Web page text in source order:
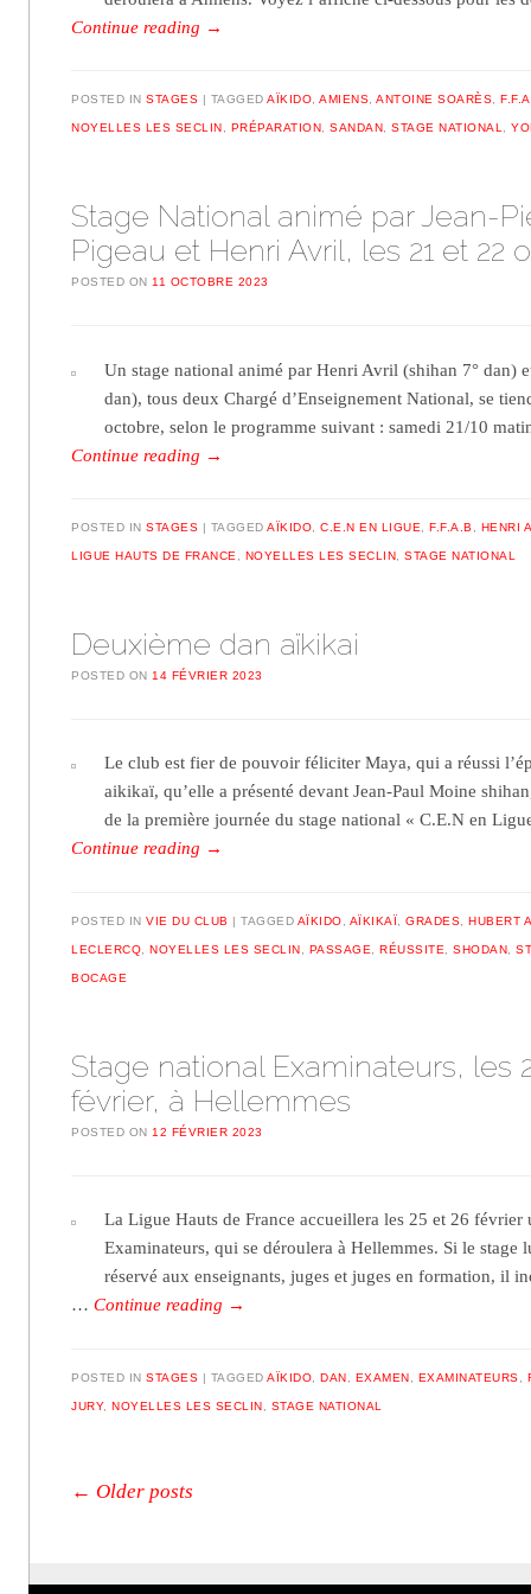
Continue reading →
POSTED INSTAGES TAGGEDAÏKIDO ,AMIENS ,ANTOINE SOARÈS ,
NOYELLES LES SECLIN PRÉPARATION ,SANDAN ,STAGE NATIONAL ,
Stage National animé par Jean-
Pigeau et Henri Avril, les 21 et 22
POSTED ON11 OCTOBRE 2023
Un stage national animé par Henri Avril (shihan 7° dan)
dan), tous deux Chargé d’Enseignement National, se
octobre, selon le programme suivant : samedi 21/10
Continue reading →
POSTED INSTAGES TAGGEDAÏKIDO ,C.E.N EN LIGUE ,F.F.A.B HENRI
LIGUE HAUTS DE FRANCE NOYELLES LES SECLIN ,STAGE NATIONAL
Deuxième dan aïkikai
POSTED ON14 FÉVRIER 2023
Le club est fier de pouvoir féliciter Maya, qui a réussi
aikikaï, qu’elle a présenté devant Jean-Paul Moine
de la première journée du stage national « C.E.N en
Continue reading →
POSTED INVIE DU CLUB TAGGED AÏKIDO AÏKIKAÏ ,GRADES ,HUBERT
LECLERCQ ,NOYELLES LES SECLIN PASSAGE ,RÉUSSITE ,SHODAN ,
BOCAGE
Stage national Examinateurs, les
février, à Hellemmes
POSTED ON 12 FÉVRIER 2023
La Ligue Hauts de France accueillera les 25 et 26 février
Examinateurs, qui se déroulera à Hellemmes. Si le stage
réservé aux enseignants, juges et juges en formation, il
…Continue reading →
POSTED INSTAGES TAGGEDAÏKIDO ,DAN EXAMEN EXAMINATEURS
JURY,NOYELLES LES SECLIN STAGE NATIONAL
Post navigation
← Older posts